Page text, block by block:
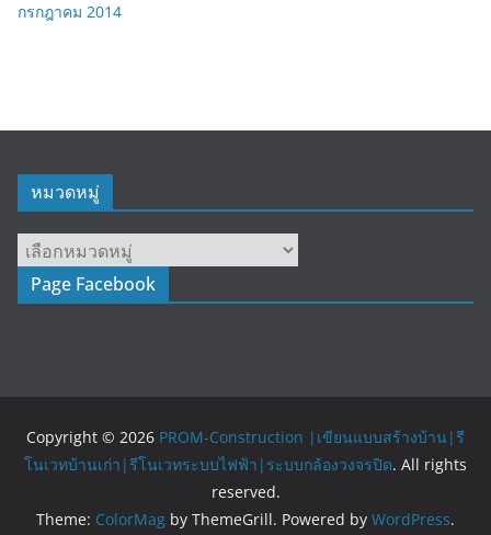
กรกฎาคม 2014
หมวดหมู่
หมวด
หมู่Page Facebook
Copyright © 2026 PROM-Construction |เขียนแบบสร้างบ้าน|รี
โนเวทบ้านเก่า|รีโนเวทระบบไฟฟ้า|ระบบกล้องวงจรปิด. All rights
reserved.
Theme: ColorMag by ThemeGrill. Powered by WordPress.